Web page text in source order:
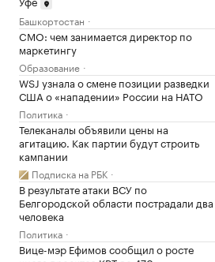
Башкортостан
CMO: чем занимается директор по
маркетингу
Образование
WSJ узнала о смене позиции разведки
США о «нападении» России на НАТО
Политика
Телеканалы объявили цены на
агитацию. Как партии будут строить
кампании
Подписка на РБК
В результате атаки ВСУ по
Белгородской области пострадали два
человека
Политика
Вице-мэр Ефимов сообщил о росте